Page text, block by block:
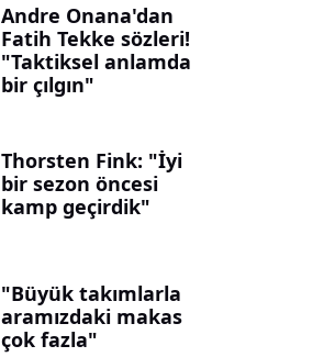
Andre Onana'dan
Fatih Tekke sözleri!
"Taktiksel anlamda
bir çılgın"
Thorsten Fink: "İyi
bir sezon öncesi
kamp geçirdik"
"Büyük takımlarla
aramızdaki makas
çok fazla"